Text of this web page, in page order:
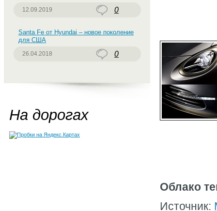
Облако
Источник:
12.09.2019 0
Santa Fe от Hyundai – новое поколение
для США
26.04.2018 0
На дорогах